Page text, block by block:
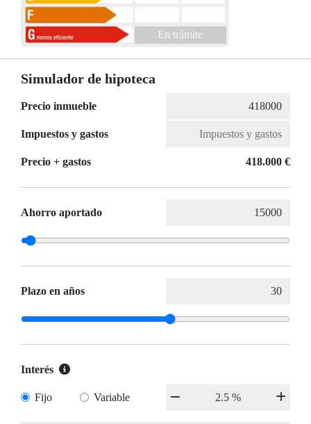
En trámite
Simulador de hipoteca
Precio inmueble
Impuestos y gastos
Precio + gastos 418.000 €
Ahorro aportado
Plazo en años
Interés
Fijo Variable